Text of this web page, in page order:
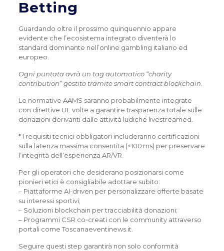
Betting
Guardando oltre il prossimo quinquennio appare
evidente che l’ecosistema integrato diventerà lo
standard dominante nell’online gambling italiano ed
europeo.
Ogni puntata avrà un tag automatico “charity
contribution” gestito tramite smart contract blockchain.
Le normative AAMS saranno probabilmente integrate
con direttive UE volte a garantire trasparenza totale sulle
donazioni derivanti dalle attività ludiche livestreamed.
* I requisiti tecnici obbligatori includeranno certificazioni
sulla latenza massima consentita (<100 ms) per preservare
l’integrità dell’esperienza AR/VR.
Per gli operatori che desiderano posizionarsi come
pionieri etici è consigliabile adottare subito:
– Piattaforme AI-driven per personalizzare offerte basate
su interessi sportivi;
– Soluzioni blockchain per tracciabilità donazioni;
– Programmi CSR co‑creati con le community attraverso
portali come Toscanaeventinews.it.
Seguire questi step garantirà non solo conformità